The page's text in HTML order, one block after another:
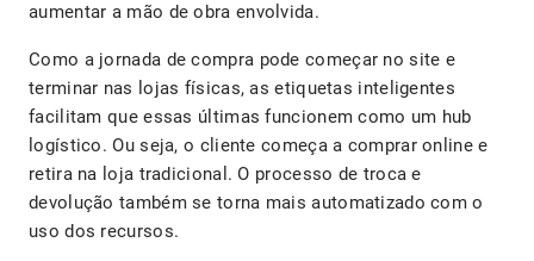
aumentar a mão de obra envolvida.
Como a jornada de compra pode começar no site e
terminar nas lojas físicas, as etiquetas inteligentes
facilitam que essas últimas funcionem como um hub
logístico. Ou seja, o cliente começa a comprar online e
retira na loja tradicional. O processo de troca e
devolução também se torna mais automatizado com o
uso dos recursos.